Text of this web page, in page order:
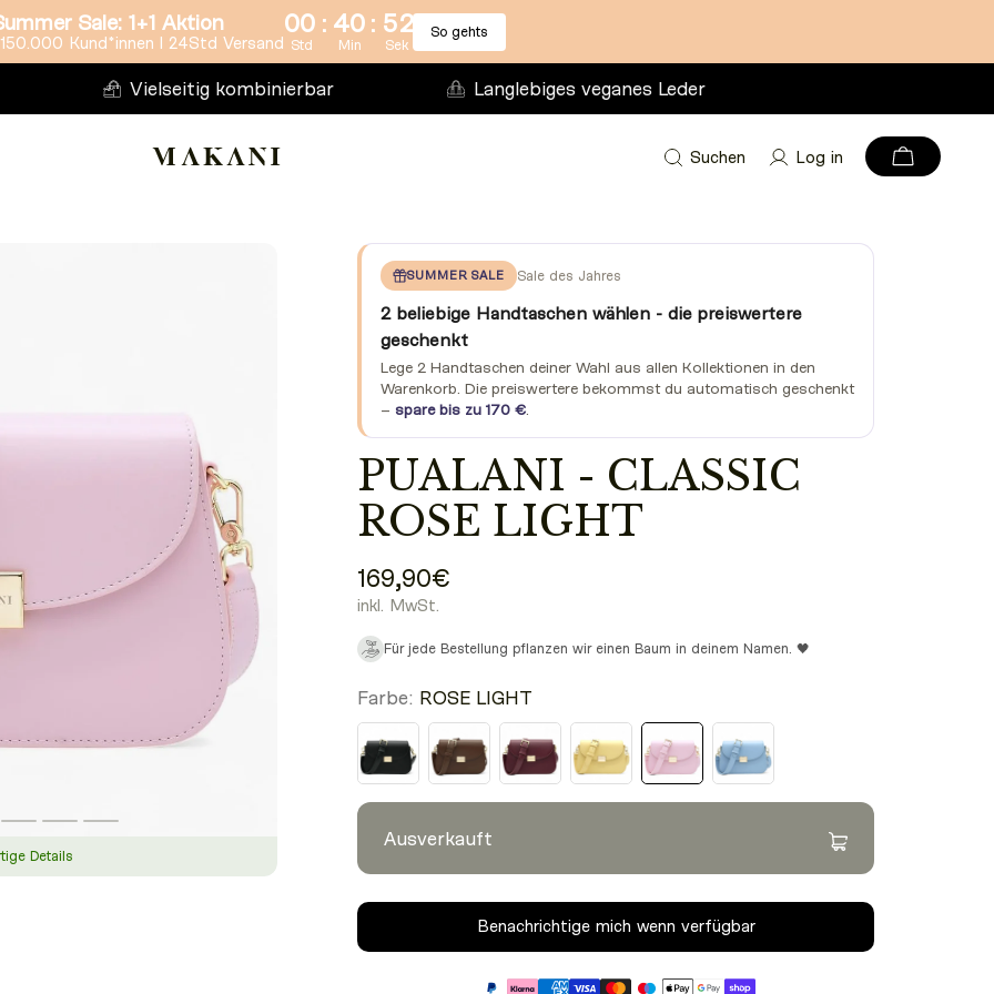
Sale: 1+1 Aktion
Kund*innen l 24Std Versand
00 : 40 : 51
Std Min Sek
So gehts
Vielseitig kombinierbar Langlebiges veganes Leder
Suchen Log in
Details
SUMMER SALE Sale des Jahres
2 beliebige Handtaschen wählen - die preiswertere
geschenkt
Lege 2 Handtaschen deiner Wahl aus allen Kollektionen in den
Warenkorb. Die preiswertere bekommst du automatisch geschenkt
– spare bis zu 170 €
PUALANI - CLASSIC
ROSE LIGHT
169,90€
inkl. MwSt.
Für jede Bestellung pflanzen wir einen Baum in deinem Namen. 🖤
Farbe: ROSE LIGHT
Ausverkauft
Benachrichtige mich wenn verfügbar